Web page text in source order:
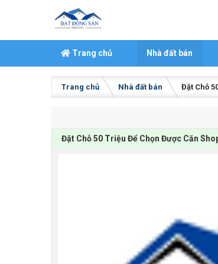
Trang chủ Nhà đất bán
Trang chủ Nhà đất bán Đặt Chỗ
Đặt Chỗ 50 Triệu Để Chọn Được Căn